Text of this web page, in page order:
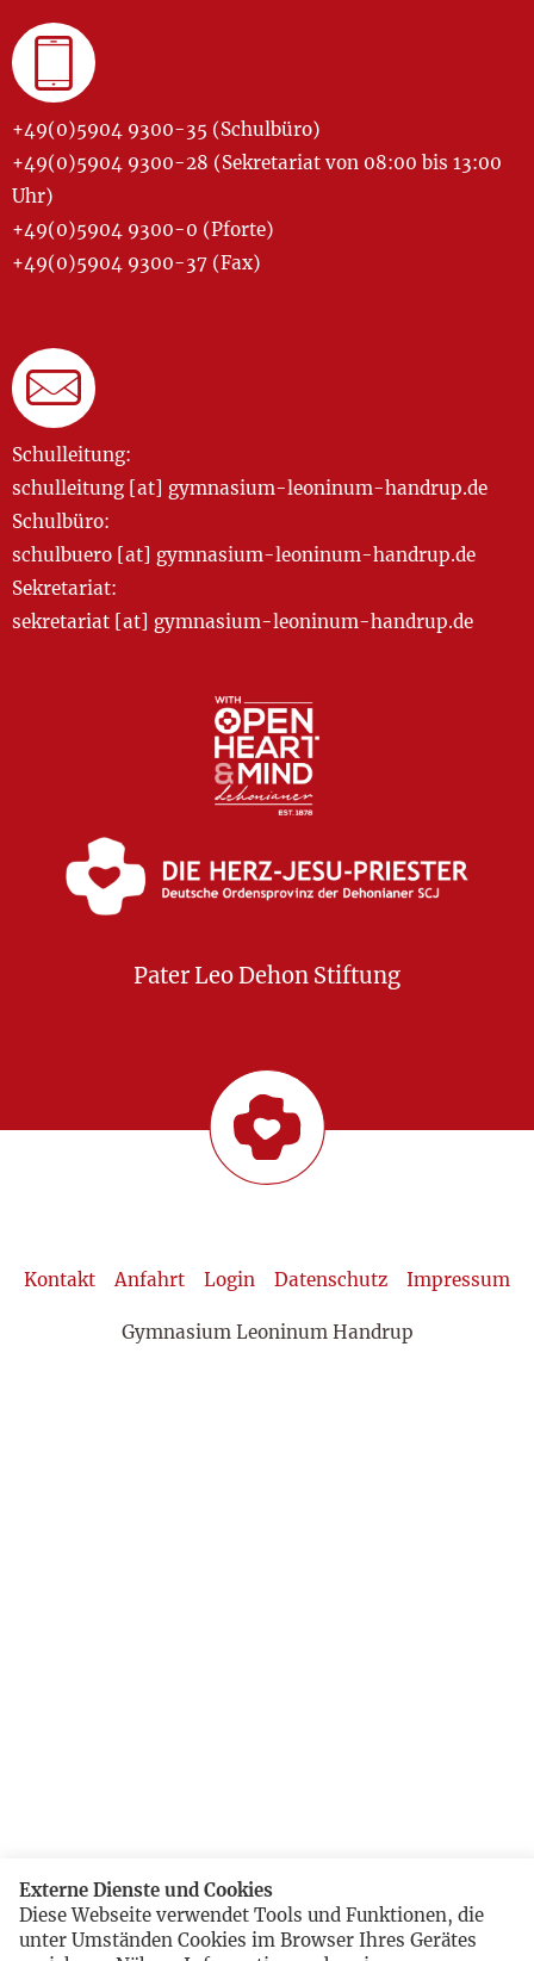
+49(0)5904 9300-35 (Schulbüro)
+49(0)5904 9300-28 (Sekretariat von 08:00 bis 13:00
Uhr)
+49(0)5904 9300-0 (Pforte)
+49(0)5904 9300-37 (Fax)
Schulleitung:
schulleitung [at] gymnasium-leoninum-handrup.de
Schulbüro:
schulbuero [at] gymnasium-leoninum-handrup.de
Sekretariat:
sekretariat [at] gymnasium-leoninum-handrup.de
Pater Leo Dehon Stiftung
Kontakt Anfahrt Login Datenschutz Impressum
Gymnasium Leoninum Handrup
Externe Dienste und Cookies
Diese Webseite verwendet Tools und Funktionen, die
unter Umständen Cookies im Browser Ihres Gerätes